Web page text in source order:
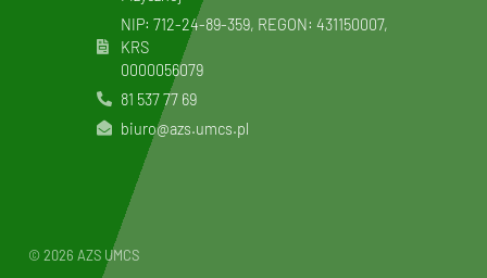
NIP: 712-24-89-359, REGON: 431150007,
KRS
0000056079
81 537 77 69
biuro@azs.umcs.pl
© 2026 AZS UMCS